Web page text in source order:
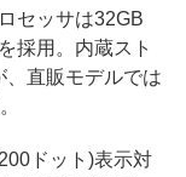
セッサは32GB
採用。内蔵スト
、直販モデルでは
ドット)表示対